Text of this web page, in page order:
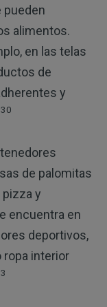
pueden
alimentos.
en las telas
de
y
30
de palomitas
y
encuentra en
deportivos,
ropa interior